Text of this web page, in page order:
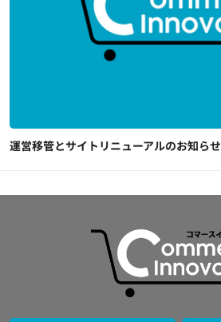
運営移管とサイトリニューアルのお知らせ